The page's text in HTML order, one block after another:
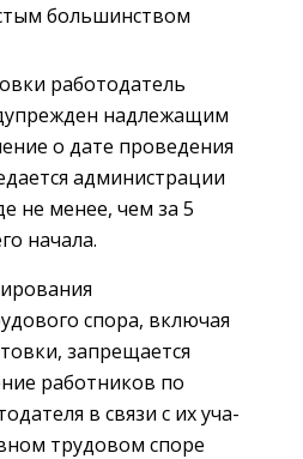
большинством
работодатель
надлежащим
о дате проведения
администрации
не менее, чем за 5
начала.
спора, включая
запрещается
работников по
в связи с их уча­
трудовом споре